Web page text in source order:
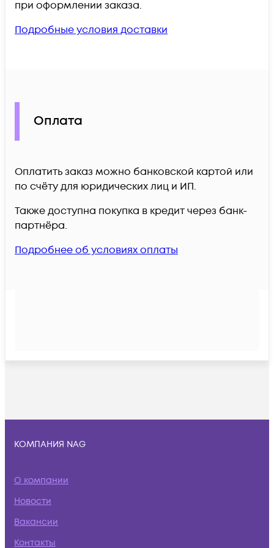
при оформлении заказа.
Подробные условия доставки
Оплата
Оплатить заказ можно банковской картой или
по счёту для юридических лиц и ИП.
Также доступна покупка в кредит через банк-
партнёра.
Подробнее об условиях оплаты
КОМПАНИЯ NAG
О компании
Новости
Вакансии
Контакты